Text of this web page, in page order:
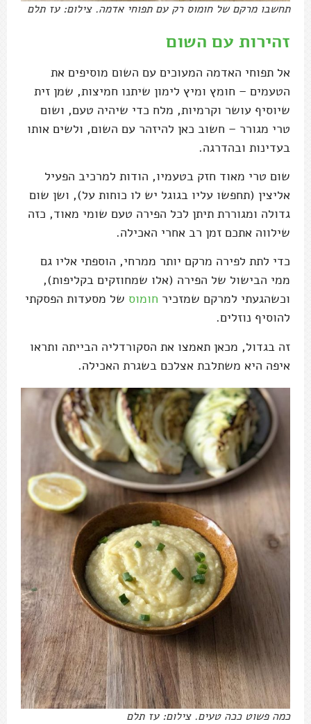
תחשבו מרקם של חומוס רק עם תפוחי אדמה. צילום: עז תלם
זהירות עם השום
אל תפוחי האדמה המעוכים עם השום מוסיפים את
הטעמים – חומץ ומיץ לימון שיתנו חמיצות, שמן זית
שיוסיף עושר וקרמיות, מלח כדי שיהיה טעם, ושום
טרי מגורר – חשוב כאן להיזהר עם השום, ולשים אותו
בעדינות ובהדרגה.
שום טרי מאוד חזק בטעמיו, הודות למרכיב הפעיל
אליצין (תחפשו עליו בגוגל יש לו כוחות על), ושן שום
גדולה ומגוררת תיתן לכל הפירה טעם שומי מאוד, כזה
שילווה אתכם זמן רב אחרי האכילה.
כדי לתת לפירה מרקם יותר ממרחי, הוספתי אליו גם
ממי הבישול של הפירה (אלו שמחוזקים בקליפות),
וכשהגעתי למרקם שמזכיר חומוס של מסעדות הפסקתי
להוסיף נוזלים.
זה בגדול, מכאן תאמצו את הסקורדליה הבייתה ותראו
איפה היא משתלבת אצלכם בשגרת האכילה.
כמה פשוט ככה טעים. צילום: עז תלם